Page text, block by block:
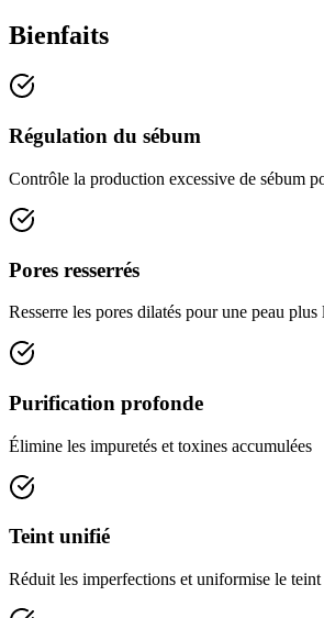
Bienfaits
Régulation du sébum
Contrôle la production excessive de sébum
Pores resserrés
Resserre les pores dilatés pour une peau plus
Purification profonde
Élimine les impuretés et toxines accumulées
Teint unifié
Réduit les imperfections et uniformise le teint